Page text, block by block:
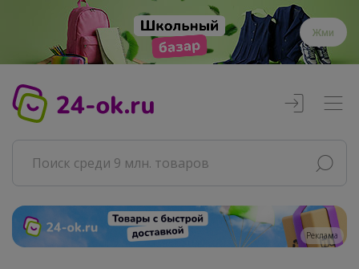
Жми
Реклама